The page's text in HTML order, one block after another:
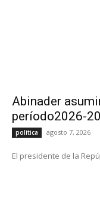
Abinader
período2026-
política agosto 7, 2026
El presidente de la